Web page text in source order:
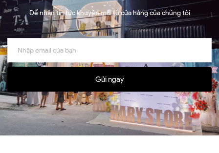
Để nhận tin tức khuyến mãi từ cửa hàng của chúng tôi
Gửi ngay